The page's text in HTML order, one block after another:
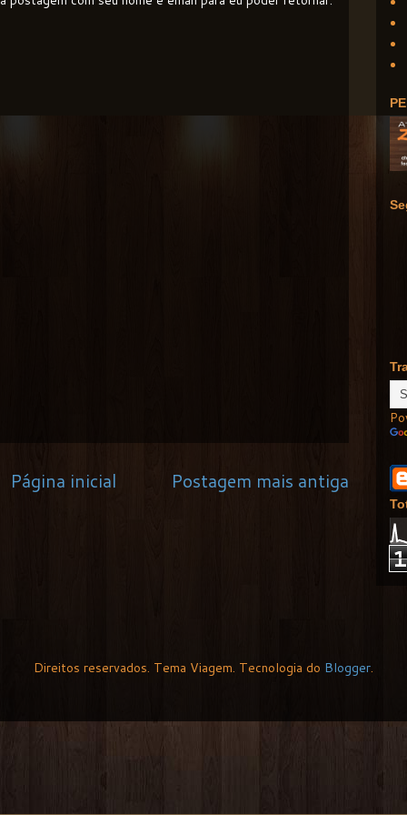
Postagem mais antiga
Página inicial
1
Direitos reservados. Tema Viagem. Tecnologia do Blogger.